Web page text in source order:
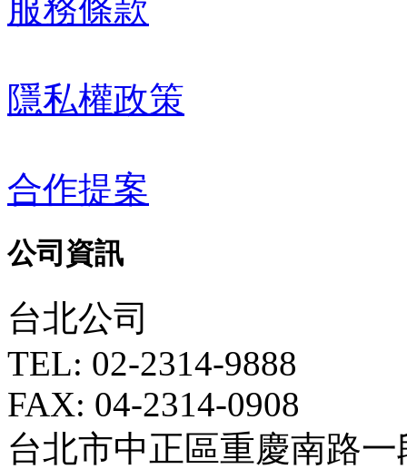
服務條款
隱私權政策
合作提案
公司資訊
台北公司
TEL: 02-2314-9888
FAX: 04-2314-0908
台北市中正區重慶南路一